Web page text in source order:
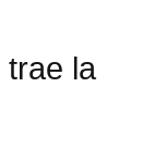
trae la